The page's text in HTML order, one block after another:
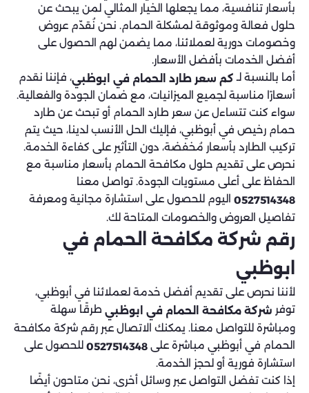
بأسعار تنافسية، مما يجعلها الخيار المثالي لمن يبحث عن
حلول فعالة وموثوقة لمشكلة الحمام. نحن نُقدّم عروض
وخصومات دورية لعملائنا، مما يضمن لهم الحصول على
أفضل الخدمات بأفضل الأسعار.
أما بالنسبة لـ كم سعر طارد الحمام في ابوظبي، فإننا نقدم
أسعارًا مناسبة لجميع الميزانيات، مع ضمان الجودة والفعالية.
سواء كنت تتساءل عن سعر طارد الحمام أو تبحث عن طارد
حمام رخيص في أبوظبي، فإليك الحل الأنسب لدينا، حيث يتم
تركيب الطارد بأسعار مُخفضة، دون التأثير على كفاءة الخدمة.
نحرص على تقديم حلول مكافحة الحمام بأسعار مناسبة مع
الحفاظ على أعلى مستويات الجودة. تواصل معنا
0527514348 اليوم للحصول على استشارة مجانية ومعرفة
تفاصيل العروض والخصومات المتاحة لك.
رقم شركة مكافحة الحمام في
ابوظبي
لأننا نحرص على تقديم أفضل خدمة لعملائنا في أبوظبي،
توفر شركة مكافحة الحمام في ابوظبي طرقًا سهلة
ومباشرة للتواصل معنا. يمكنك الاتصال عبر رقم شركة مكافحة
الحمام في أبوظبي مباشرة على 0527514348 للحصول على
استشارة فورية أو لحجز الخدمة.
إذا كنت تفضل التواصل عبر وسائل أخرى، نحن متاحون أيضًا